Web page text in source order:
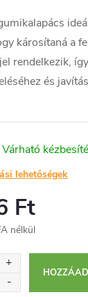
károsítaná a
rendelkezik,
és
lehetőségek
Ft
nélkül